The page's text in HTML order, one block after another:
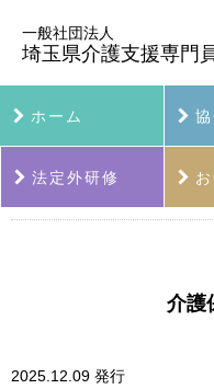
一般社団法人
埼玉県介護支援専門
ホーム
法定外研修
介護
2025.12.09 発行